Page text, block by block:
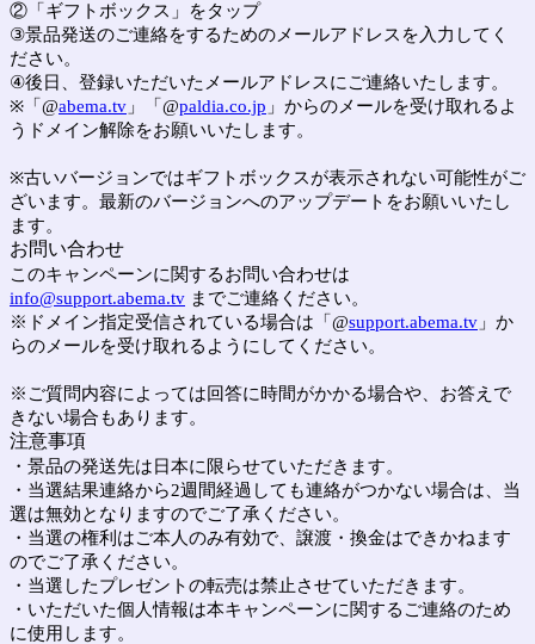
②「ギフトボックス」をタップ
③景品発送のご連絡をするためのメールアドレスを入力してく
ださい。
④後日、登録いただいたメールアドレスにご連絡いたします。
※「@abema.tv 」「@paldia.co.jp 」からのメールを受け取れるよ
うドメイン解除をお願いいたします。
※古いバージョンではギフトボックスが表示されない可能性がご
ざいます。最新のバージョンへのアップデートをお願いいたし
ます。
お問い合わせ
このキャンペーンに関するお問い合わせは
info@support.abema.tv までご連絡ください。
※ドメイン指定受信されている場合は「@support.abema.tv 」か
らのメールを受け取れるようにしてください。
※ご質問内容によっては回答に時間がかかる場合や、お答えで
きない場合もあります。
注意事項
・景品の発送先は日本に限らせていただきます。
・当選結果連絡から2週間経過しても連絡がつかない場合は、当
選は無効となりますのでご了承ください。
・当選の権利はご本人のみ有効で、譲渡・換金はできかねます
のでご了承ください。
・当選したプレゼントの転売は禁止させていただきます。
・いただいた個人情報は本キャンペーンに関するご連絡のため
に使用します。